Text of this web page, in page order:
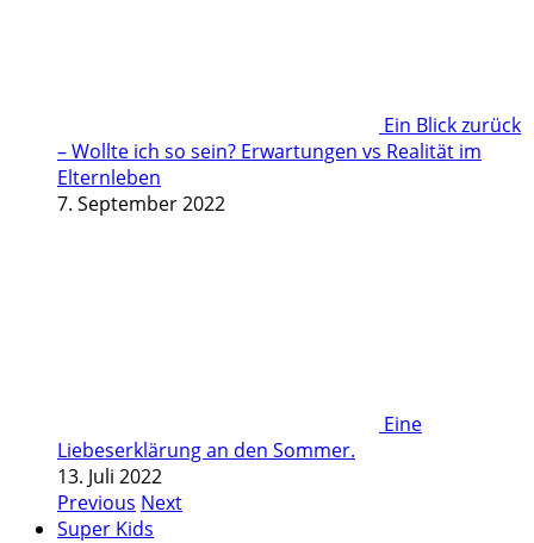
Ein Blick zurück
– Wollte ich so sein? Erwartungen vs Realität im
Elternleben
7. September 2022
Eine
Liebeserklärung an den Sommer.
13. Juli 2022
Previous Next
Super Kids